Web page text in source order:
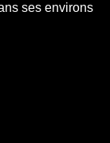
ses environs